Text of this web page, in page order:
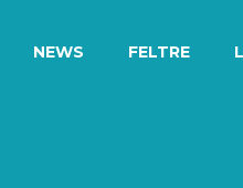
NEWS FELTRE